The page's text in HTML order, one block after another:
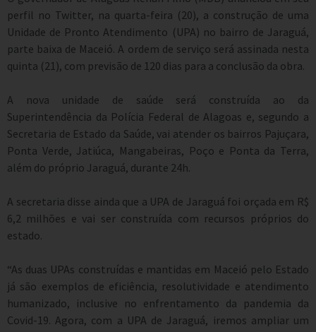
perfil no Twitter, na quarta-feira (20), a construção de uma
Unidade de Pronto Atendimento (UPA) no bairro de Jaraguá,
parte baixa de Maceió. A ordem de serviço será assinada nesta
quinta (21), com previsão de 120 dias para a conclusão da obra.
A nova unidade de saúde será construída ao da
Superintendência da Polícia Federal de Alagoas e, segundo a
Secretaria de Estado da Saúde, vai atender os bairros Pajuçara,
Ponta Verde, Jatiúca, Mangabeiras, Poço e Ponta da Terra,
além do próprio Jaraguá, durante 24h.
A secretaria disse ainda que a UPA de Jaraguá foi orçada em R$
6,2 milhões e vai ser construída com recursos próprios do
estado.
“As duas UPAs construídas e mantidas em Maceió pelo Estado
já são exemplos de eficiência, resolutividade e atendimento
humanizado, inclusive no enfrentamento da pandemia da
Covid-19. Agora, com a UPA de Jaraguá, iremos ampliar um